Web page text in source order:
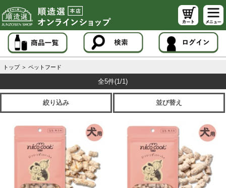
トップ ＞ ペットフード
全5件(1/1)
絞り込み 並び替え